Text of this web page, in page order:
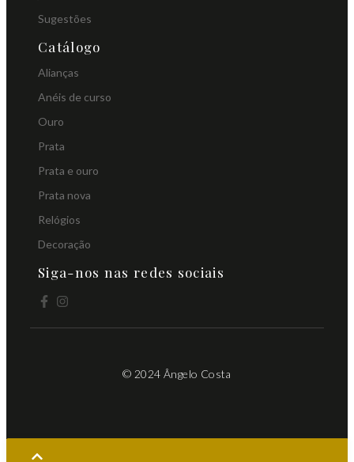
Sugestões
Catálogo
Alianças
Anéis de curso
Ouro
Prata
Prata e ouro
Prata nova
Relógios
Decoração
Siga-nos nas redes sociais
© 2024 Ângelo Costa